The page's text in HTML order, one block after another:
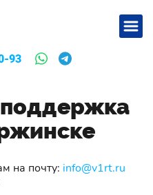
93
поддержка
на почту: info@v1rt.ru